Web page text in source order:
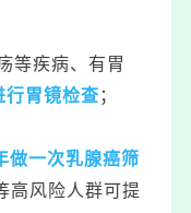
等疾病、有胃
胃镜检查；
做一次乳腺癌筛
高风险人群可提